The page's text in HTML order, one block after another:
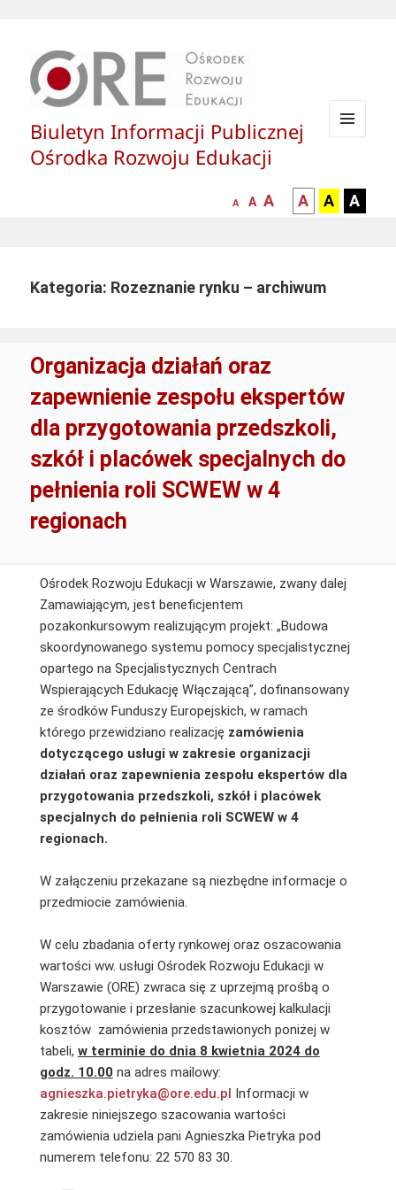
Biuletyn Informacji Publicznej
Ośrodka Rozwoju Edukacji
mniejsza
A
normalna
A
większa-
czcionka
A
kontrast
czarny
tle
A
kontrast
czarny
tle
A
żółty
A
Kategoria: Rozeznanie rynku – archiwum
Organizacja działań oraz
zapewnienie zespołu ekspertów
dla przygotowania przedszkoli,
szkół i placówek specjalnych do
pełnienia roli SCWEW w 4
regionach
Ośrodek Rozwoju Edukacji w Warszawie, zwany dalej
Zamawiającym, jest beneficjentem
pozakonkursowym realizującym projekt: „Budowa
skoordynowanego systemu pomocy specjalistycznej
opartego na Specjalistycznych Centrach
Wspierających Edukację Włączającą”, dofinansowany
ze środków Funduszy Europejskich, w ramach
którego przewidziano realizację zamówienia
dotyczącego usługi w zakresie organizacji
działań oraz zapewnienia zespołu ekspertów dla
przygotowania przedszkoli, szkół i placówek
specjalnych do pełnienia roli SCWEW w 4
regionach.
W załączeniu przekazane są niezbędne informacje o
przedmiocie zamówienia.
W celu zbadania oferty rynkowej oraz oszacowania
wartości ww. usługi Ośrodek Rozwoju Edukacji w
Warszawie (ORE) zwraca się z uprzejmą prośbą o
przygotowanie i przesłanie szacunkowej kalkulacji
kosztów zamówienia przedstawionych poniżej w
tabeli, w terminie do dnia 8 kwietnia 2024 do
godz. 10.00 na adres mailowy:
agnieszka.pietryka@ore.edu.pl Informacji w
zakresie niniejszego szacowania wartości
zamówienia udziela pani Agnieszka Pietryka pod
numerem telefonu: 22 570 83 30.